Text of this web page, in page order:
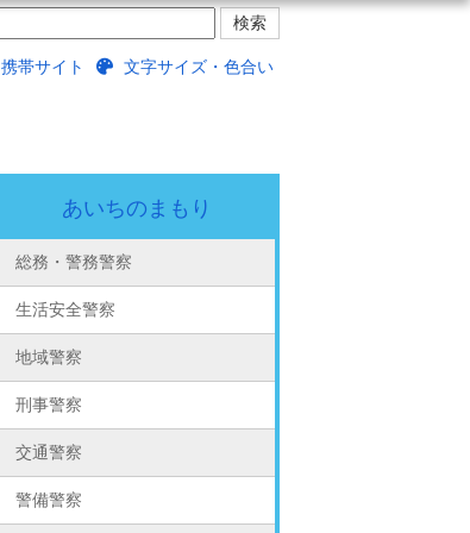
携帯サイト 文字サイズ・色合い
あいちのまもり
総務・警務警察
生活安全警察
地域警察
刑事警察
交通警察
警備警察